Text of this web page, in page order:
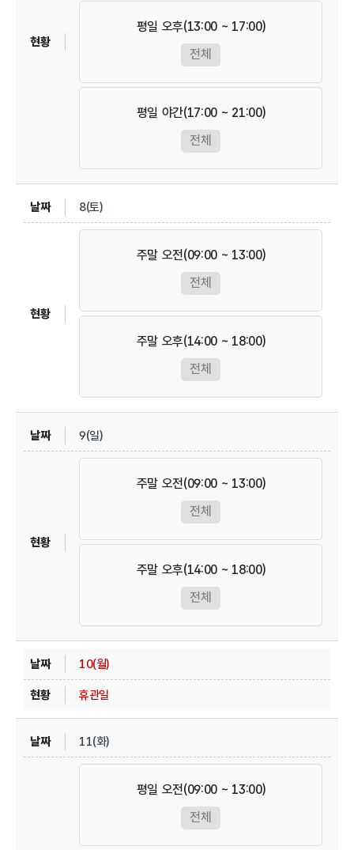
평일 오후(13:00 ~ 17:00)
전체
평일 야간(17:00 ~ 21:00)
전체
8(토)
주말 오전(09:00 ~ 13:00)
전체
주말 오후(14:00 ~ 18:00)
전체
9(일)
주말 오전(09:00 ~ 13:00)
전체
주말 오후(14:00 ~ 18:00)
전체
10(월)
휴관일
11(화)
평일 오전(09:00 ~ 13:00)
전체